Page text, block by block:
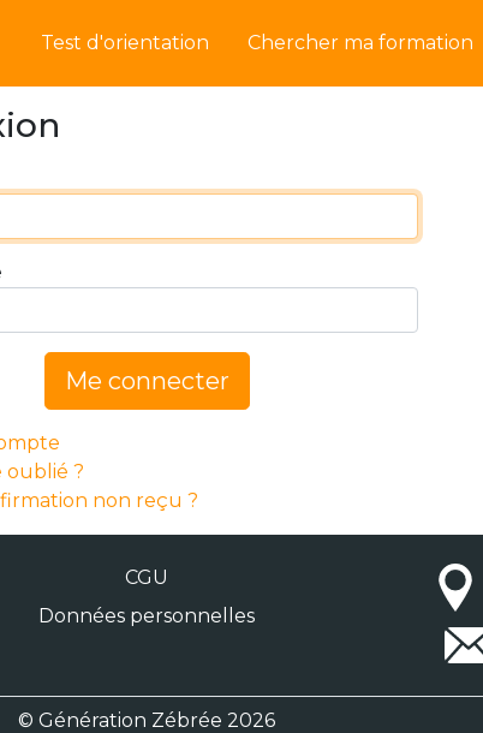
Test d'orientation Chercher ma formation
Me connecter
oublié ?
non reçu ?
CGU
Données personnelles
© Génération Zébrée 2026